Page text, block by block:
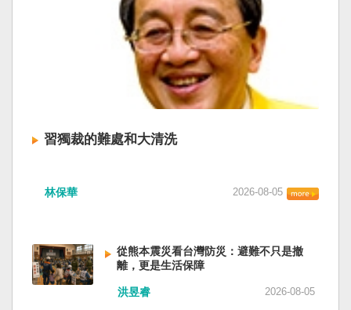
爭。當然也沒有以反共為名、行專政之實的卅八
年戒嚴讓許多政治受難者的母親長期在黑夜哭
泣。 如果一九四五年八一五台灣獨立了，台灣早
已民主化，不必有長期戒嚴體制的壓迫，也沒有
隨中國國民黨從中國流亡到台灣形成的流亡殖民
群落留下來的遺民問題。漢字文化圈的國家台灣
來台也是中國僑民或台灣新住民、新國民，而不
國民養成過程的教育被教導成一個虛構的大國，
北相連，四面海域環抱，是島嶼國度不是大陸國
家。 一九四五年八一五，台灣人在祖國的迷惘與
迷障中做了錯誤的選擇，不只造成台灣集體命運
接受統戰滲透和紅色恐怖、不會坐視中國將壓迫
黑手伸進台灣，或任何自由國家與地區。 不會坐
視北京黑手伸進台灣 賴清德指出，中國上個月不
顧國際反對，實施「民族團結進步促進法」，
「對中政策跨國議會聯盟」（IPAC）隨即發表聲
明，譴責嚴重違反基本人權。他感謝IPAC日本共
同主席中谷元、IPAC執行主任裴倫德昨以行動再
次彰顯這份聲明的立場，很榮幸代表台灣人民接
受IPAC的聲明，台灣會給予堅定的支持，共同捍
更透過跨國鎮壓手段，對世界各國人民進行政治
延」 賴清德表示，面對中國威權主義不斷擴張，
紅色恐怖正在世界各地蔓延，今年論壇主題聚焦
討論全球的民主韌性、灰帶侵擾的因應聯防，以
及非紅供應鏈的重塑，更加反映出台灣在國際社
習獨裁的難處和大清洗
中全會。本來以為在七月上海的AI全球大會以
不見了，改為「加快、加強」。從奇技淫巧改為
「適應不同群體消費需求擴大優質供給」。顯然
七月中國官方的經濟數字，製造業採購經理人指
數PMI，由六月的五十．三％大幅滑落至四十九．
林保華 2026-08-05
從熊本震災看台灣防災：避難不只是撤
離，更是生活保障
洪昱睿 2026-08-05